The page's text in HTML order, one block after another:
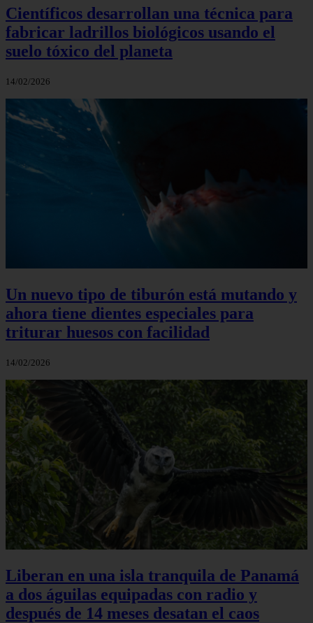
Científicos desarrollan una técnica para
fabricar ladrillos biológicos usando el
suelo tóxico del planeta
14/02/2026
Un nuevo tipo de tiburón está mutando y
ahora tiene dientes especiales para
triturar huesos con facilidad
14/02/2026
Liberan en una isla tranquila de Panamá
a dos águilas equipadas con radio y
después de 14 meses desatan el caos